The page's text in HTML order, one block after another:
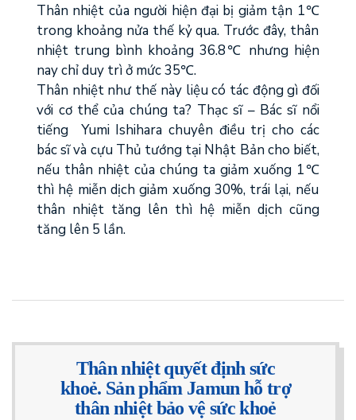
Thân nhiệt của người hiện đại bị giảm tận 1℃
trong khoảng nửa thế kỷ qua. Trước đây, thân
nhiệt trung bình khoảng 36.8 ℃ nhưng hiện
nay chỉ duy trì ở mức 35℃.
Thân nhiệt như thế này liệu có tác động gì đối
với cơ thể của chúng ta? Thạc sĩ – Bác sĩ nổi
tiếng Yumi Ishihara chuyên điều trị cho các
bác sĩ và cựu Thủ tướng tại Nhật Bản cho biết,
nếu thân nhiệt của chúng ta giảm xuống 1 ℃
thì hệ miễn dịch giảm xuống 30%, trái lại, nếu
thân nhiệt tăng lên thì hệ miễn dịch cũng
tăng lên 5 lần.
Thân nhiệt quyết định sức
khoẻ. Sản phẩm Jamun hỗ trợ
thân nhiệt bảo vệ sức khoẻ